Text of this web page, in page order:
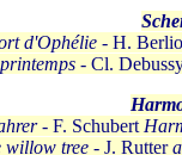
d'Ophélie - H.
- Cl.
- F. Schubert
willow tree - J. Rutter